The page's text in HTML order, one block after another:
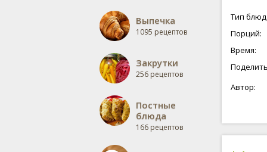
Выпечка
1095 рецептов
Закрутки
256 рецептов
Постные
блюда
166 рецептов
Тип
Порций:
Время:
Автор: